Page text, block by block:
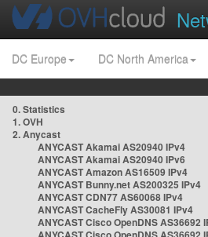
DC Europe DC North America
0. Statistics
1. OVH
2. Anycast
ANYCAST Akamai AS20940 IPv4
ANYCAST Akamai AS20940 IPv6
ANYCAST Amazon AS16509 IPv4
ANYCAST Bunny.net AS200325 IPv4
ANYCAST CDN77 AS60068 IPv4
ANYCAST CacheFly AS30081 IPv4
ANYCAST Cisco OpenDNS AS36692